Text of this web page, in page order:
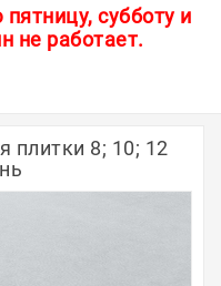
субботу и
не работает.
плитки 8; 10; 12